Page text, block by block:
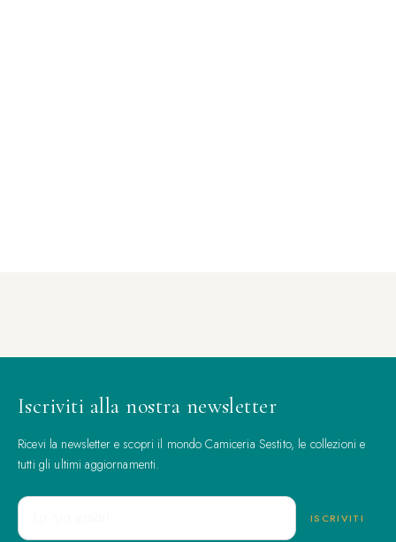
Iscriviti alla nostra newsletter
Ricevi la newsletter e scopri il mondo Camiceria Sestito, le collezioni e
tutti gli ultimi aggiornamenti.